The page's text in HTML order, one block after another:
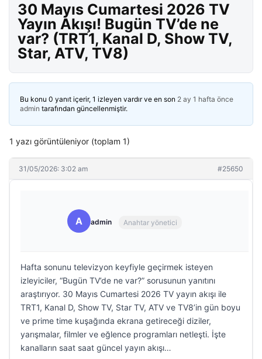
30 Mayıs Cumartesi 2026 TV
Yayın Akışı! Bugün TV’de ne
var? (TRT1, Kanal D, Show TV,
Star, ATV, TV8)
Bu konu 0 yanıt içerir, 1 izleyen vardır ve en son 2 ay 1 hafta önce
admin tarafından güncellenmiştir.
1 yazı görüntüleniyor (toplam 1)
31/05/2026: 3:02 am #25650
A admin Anahtar yönetici
Hafta sonunu televizyon keyfiyle geçirmek isteyen
izleyiciler, “Bugün TV’de ne var?” sorusunun yanıtını
araştırıyor. 30 Mayıs Cumartesi 2026 TV yayın akışı ile
TRT1, Kanal D, Show TV, Star TV, ATV ve TV8’in gün boyu
ve prime time kuşağında ekrana getireceği diziler,
yarışmalar, filmler ve eğlence programları netleşti. İşte
kanalların saat saat güncel yayın akışı…